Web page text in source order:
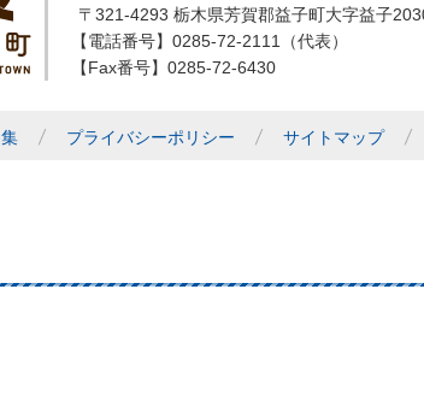
〒321-4293 栃木県芳賀郡益子町大字益子
【電話番号】0285-72-2111（代表）
【Fax番号】0285-72-6430
プライバシーポリシー サイトマップ